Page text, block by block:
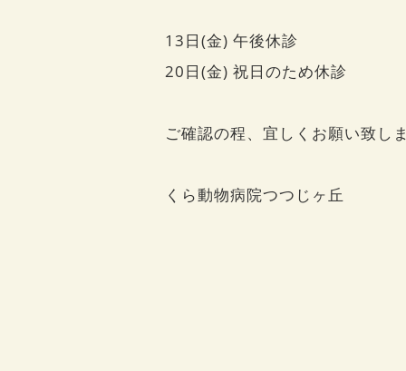
13日(金) 午後休診
20日(金) 祝日のため休診
ご確認の程、宜しくお願い致し
くら動物病院つつじヶ丘